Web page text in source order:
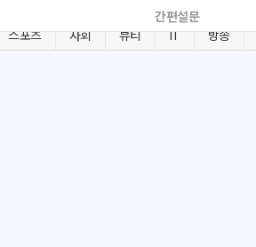
스포츠 사회 뷰티 IT 방송
간편설문